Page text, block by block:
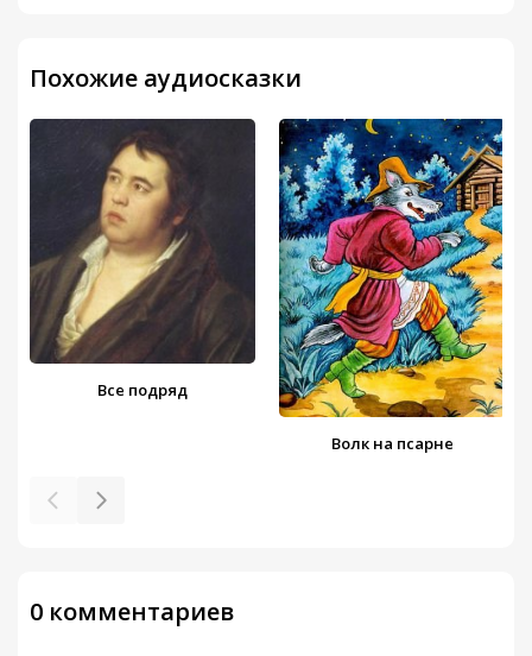
Похожие аудиосказки
Все подряд
Волк на псарне
0 комментариев